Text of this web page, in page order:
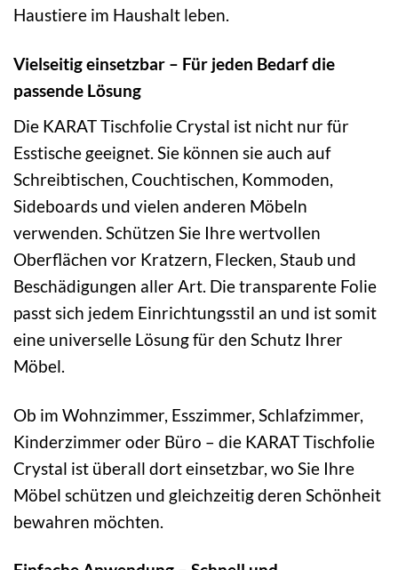
Haustiere im Haushalt leben.
Vielseitig einsetzbar – Für jeden Bedarf die
passende Lösung
Die KARAT Tischfolie Crystal ist nicht nur für
Esstische geeignet. Sie können sie auch auf
Schreibtischen, Couchtischen, Kommoden,
Sideboards und vielen anderen Möbeln
verwenden. Schützen Sie Ihre wertvollen
Oberflächen vor Kratzern, Flecken, Staub und
Beschädigungen aller Art. Die transparente Folie
passt sich jedem Einrichtungsstil an und ist somit
eine universelle Lösung für den Schutz Ihrer
Möbel.
Ob im Wohnzimmer, Esszimmer, Schlafzimmer,
Kinderzimmer oder Büro – die KARAT Tischfolie
Crystal ist überall dort einsetzbar, wo Sie Ihre
Möbel schützen und gleichzeitig deren Schönheit
bewahren möchten.